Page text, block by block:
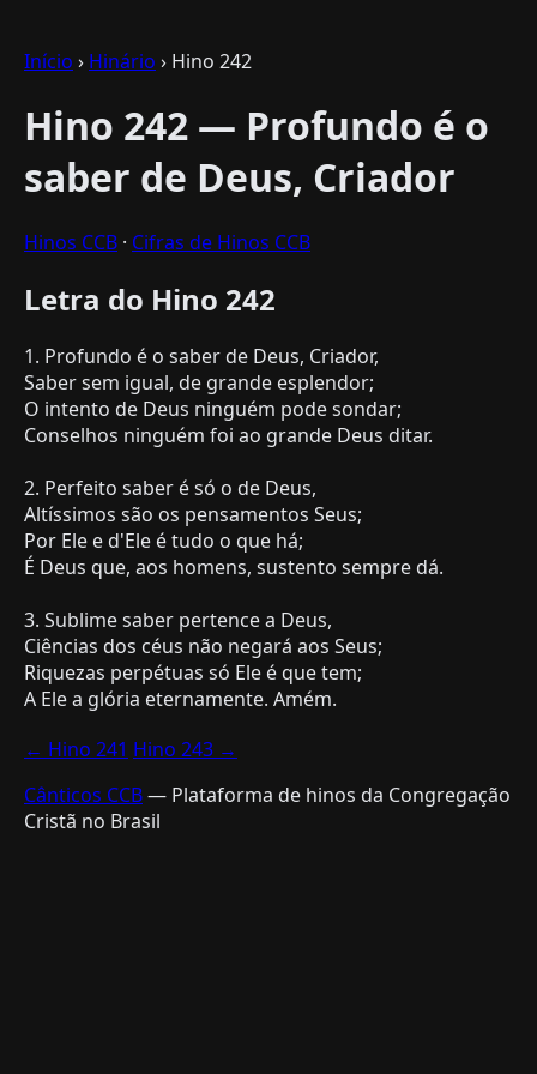
Início › Hinário › Hino 242
Hino 242 — Profundo é o
saber de Deus, Criador
Hinos CCB · Cifras de Hinos CCB
Letra do Hino 242
1. Profundo é o saber de Deus, Criador,
Saber sem igual, de grande esplendor;
O intento de Deus ninguém pode sondar;
Conselhos ninguém foi ao grande Deus ditar.
2. Perfeito saber é só o de Deus,
Altíssimos são os pensamentos Seus;
Por Ele e d'Ele é tudo o que há;
É Deus que, aos homens, sustento sempre dá.
3. Sublime saber pertence a Deus,
Ciências dos céus não negará aos Seus;
Riquezas perpétuas só Ele é que tem;
← Hino 241 Hino 243 →
Cânticos CCB— Plataforma de hinos da Congregação
Cristã no Brasil